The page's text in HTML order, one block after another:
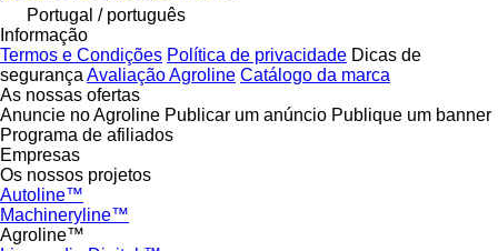
Portugal / português
Informação
Termos e Condições Política de privacidade Dicas de
segurança Avaliação Agroline Catálogo da marca
As nossas ofertas
Anuncie no Agroline Publicar um anúncio Publique um banner
Programa de afiliados
Empresas
Os nossos projetos
Autoline™
Machineryline™
Agroline™